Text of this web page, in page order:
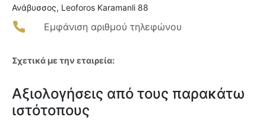
Ανάβυσσος, Leoforos Karamanli 88
Εμφάνιση αριθμού τηλεφώνου
Σχετικά με την εταιρεία:
Αξιολογήσεις από τους παρακάτω
ιστότοπους